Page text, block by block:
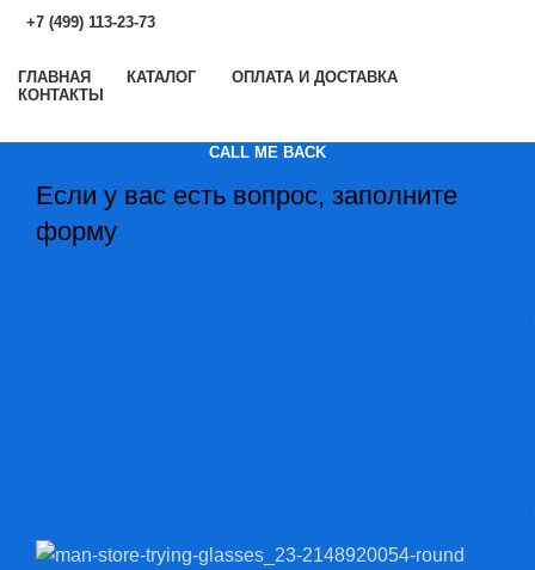
+7 (499) 113-23-73
ГЛАВНАЯ КАТАЛОГ
ОПЛАТА И ДОСТАВКА
КОНТАКТЫ
CALL ME BACK
Если у вас есть вопрос, заполните
форму